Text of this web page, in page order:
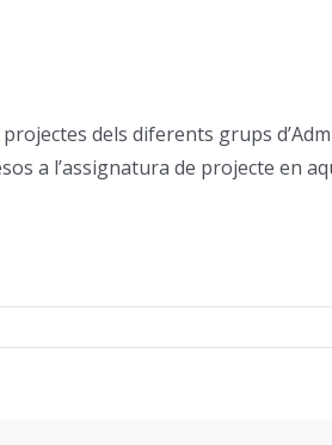
dels diferents grups
a l’assignatura de projecte en